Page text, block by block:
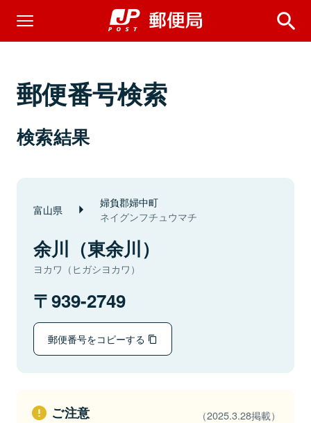
郵便番号検索
検索結果
富山県 婦負郡婦中町
ネイグンフチュウマチ
余川（東余川）
ヨカワ（ヒガシヨカワ）
939-2749
郵便番号をコピーする
ご注意 （2025.3.28掲載）